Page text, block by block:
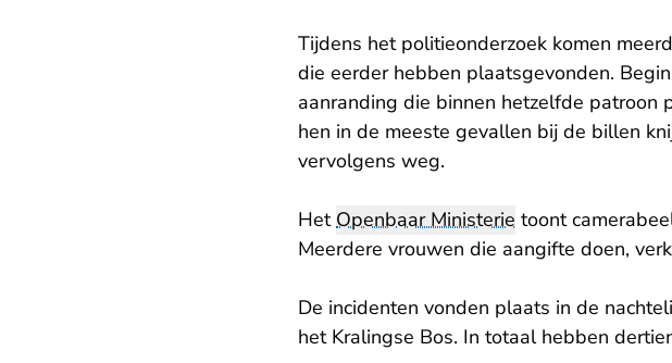
Tijdens het politieonderzoek komen
die eerder hebben plaatsgevonden.
aanranding die binnen hetzelfde patroon
hen in de meeste gevallen bij de billen
vervolgens weg.
HetOpenbaar Ministerie toont
Meerdere vrouwen die aangifte doen,
De incidenten vonden plaats in de
het Kralingse Bos. In totaal hebben